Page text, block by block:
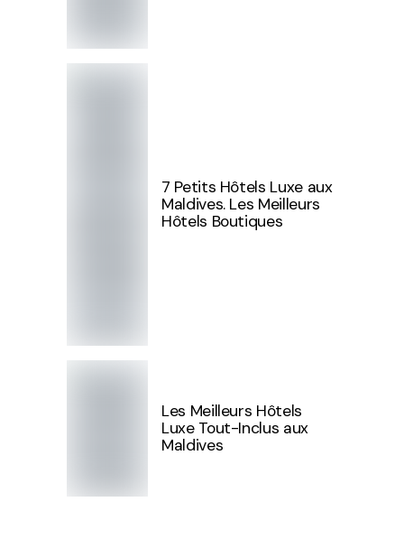
7 Petits Hôtels Luxe aux
Maldives. Les Meilleurs
Hôtels Boutiques
Les Meilleurs Hôtels
Luxe Tout-Inclus aux
Maldives